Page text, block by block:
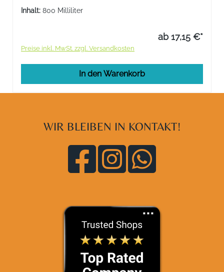
Inhalt: 800 Milliliter
ab 17,15 €*
Preise inkl. MwSt. zzgl. Versandkosten
In den Warenkorb
WIR BLEIBEN IN KONTAKT!